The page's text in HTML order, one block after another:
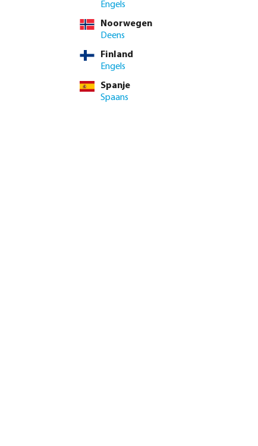
10 st.
levertijd: 1-2 werkdag(en)
hoeveelheid in of gebruik de knoppen om de
Voeg toe aan winkelmandje
Engels
Noorwegen
Deens
Finland
Engels
Spanje
Spaans